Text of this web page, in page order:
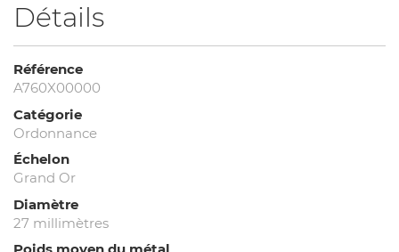
Détails
Référence
A760X00000
Catégorie
Ordonnance
Échelon
Grand Or
Diamètre
27 millimètres